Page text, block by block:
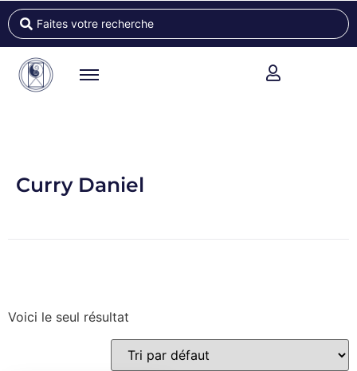
Curry Daniel
Voici le seul résultat